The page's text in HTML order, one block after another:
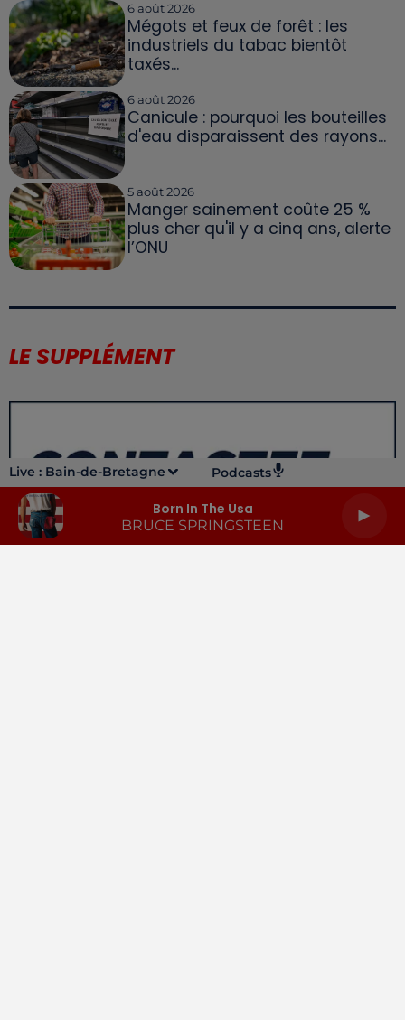
Live : Bain-de-Bretagne Podcasts
Born In The Usa
BRUCE SPRINGSTEEN
6 août 2026
Mégots et feux de forêt : les
industriels du tabac bientôt
taxés...
6 août 2026
Canicule : pourquoi les bouteilles
d'eau disparaissent des rayons...
5 août 2026
Manger sainement coûte 25 %
plus cher qu'il y a cinq ans, alerte
l’ONU
LE SUPPLÉMENT